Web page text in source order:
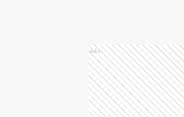
Ads